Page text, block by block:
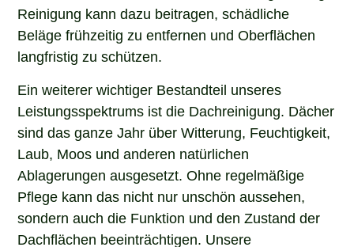
Reinigung kann dazu beitragen, schädliche
Beläge frühzeitig zu entfernen und Oberflächen
langfristig zu schützen.
Ein weiterer wichtiger Bestandteil unseres
Leistungsspektrums ist die Dachreinigung. Dächer
sind das ganze Jahr über Witterung, Feuchtigkeit,
Laub, Moos und anderen natürlichen
Ablagerungen ausgesetzt. Ohne regelmäßige
Pflege kann das nicht nur unschön aussehen,
sondern auch die Funktion und den Zustand der
Dachflächen beeinträchtigen. Unsere